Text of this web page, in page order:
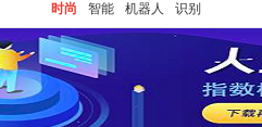
时尚
智能 机器人 识别